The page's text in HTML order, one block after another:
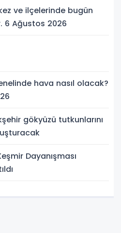
ve ilçelerinde bugün
6 Ağustos 2026
hava nasıl olacak?
gökyüzü tutkunlarını
Dayanışması